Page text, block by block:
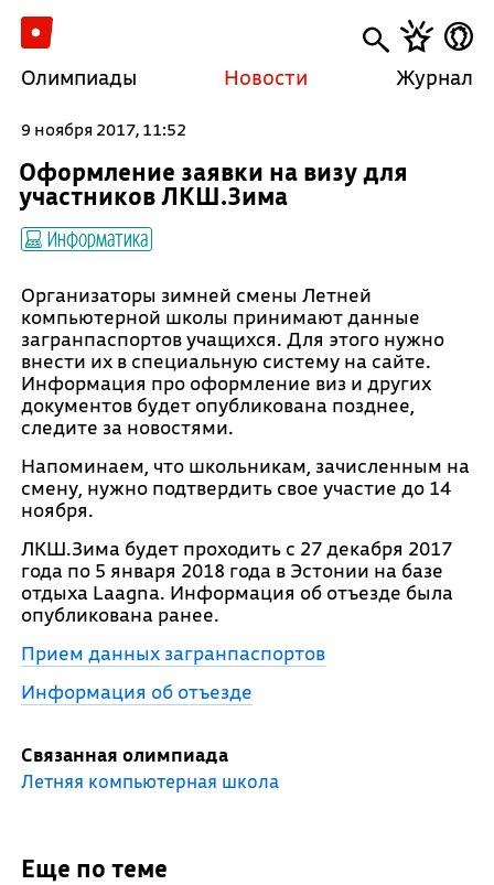
Олимпиады Новости Журнал
9 ноября 2017, 11:52
Оформление заявки на визу для
участников ЛКШ.Зима
Информатика
Организаторы зимней смены Летней
компьютерной школы принимают данные
загранпаспортов учащихся. Для этого нужно
внести их в специальную систему на сайте.
Информация про оформление виз и других
документов будет опубликована позднее,
следите за новостями.
Напоминаем, что школьникам, зачисленным на
смену, нужно подтвердить свое участие до 14
ноября.
ЛКШ.Зима будет проходить c 27 декабря 2017
года по 5 января 2018 года в Эстонии на базе
отдыха Laagna. Информация об отъезде была
опубликована ранее.
Прием данных загранпаспортов
Информация об отъезде
Связанная олимпиада
Летняя компьютерная школа
Еще по теме